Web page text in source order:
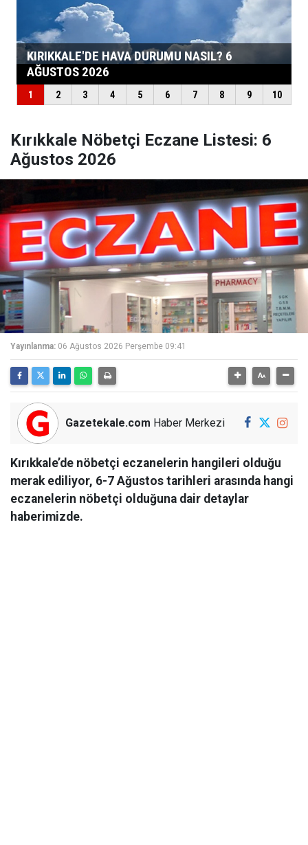
Kırıkkale Nöbetçi Eczane Listesi: 6
Ağustos 2026
Yayınlanma: 06 Ağustos 2026 Perşembe 09:41
Gazetekale.com Haber Merkezi
Kırıkkale’de nöbetçi eczanelerin hangileri olduğu
merak ediliyor, 6-7 Ağustos tarihleri arasında hangi
eczanelerin nöbetçi olduğuna dair detaylar
haberimizde.